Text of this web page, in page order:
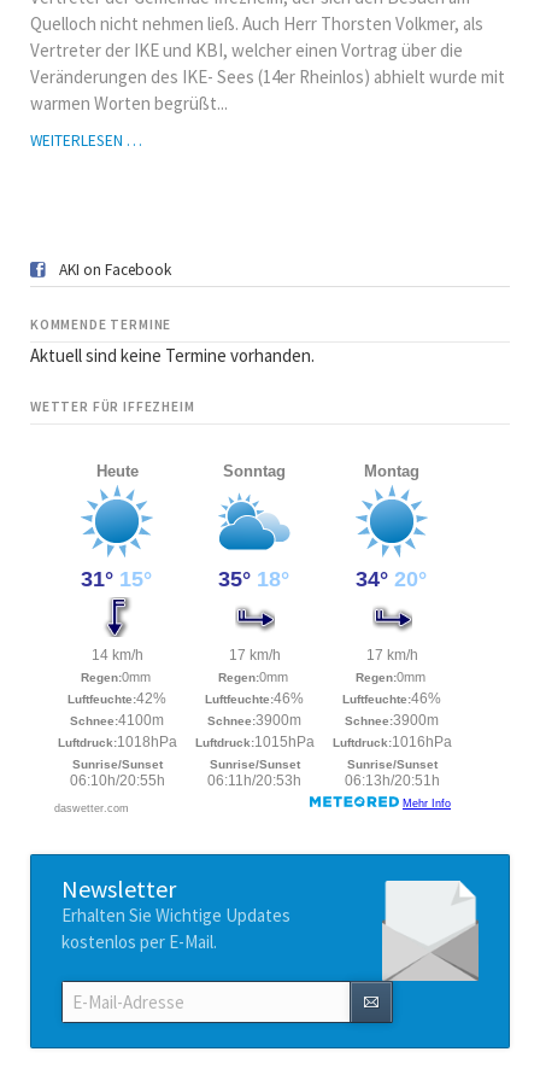
Quelloch nicht nehmen ließ. Auch Herr Thorsten Volkmer, als
Vertreter der IKE und KBI, welcher einen Vortrag über die
Veränderungen des IKE- Sees (14er Rheinlos) abhielt wurde mit
warmen Worten begrüßt...
WEITERLESEN …GENERALVERSAMMLUNG
AKI on Facebook
KOMMENDE TERMINE
Aktuell sind keine Termine vorhanden.
WETTER FÜR IFFEZHEIM
Newsletter
Erhalten Sie Wichtige Updates
kostenlos per E-Mail.
E-
Mail-
Adresse